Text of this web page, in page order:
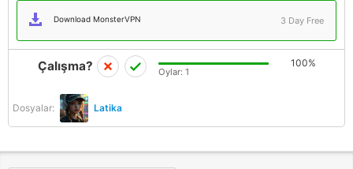
Download MonsterVPN 3 Day Free
Dosyalar: Latika
Çalışma? 100%
Oylar: 1